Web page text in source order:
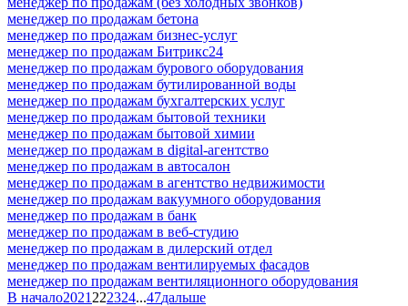
менеджер по продажам бетона
менеджер по продажам бизнес-услуг
менеджер по продажам Битрикс24
менеджер по продажам бурового оборудования
менеджер по продажам бутилированной воды
менеджер по продажам бухгалтерских услуг
менеджер по продажам бытовой техники
менеджер по продажам бытовой химии
менеджер по продажам в digital-агентство
менеджер по продажам в автосалон
менеджер по продажам в агентство недвижимости
менеджер по продажам вакуумного оборудования
менеджер по продажам в банк
менеджер по продажам в веб-студию
менеджер по продажам в дилерский отдел
менеджер по продажам вентилируемых фасадов
менеджер по продажам вентиляционного оборудования
В начало2021 222324...47дальше